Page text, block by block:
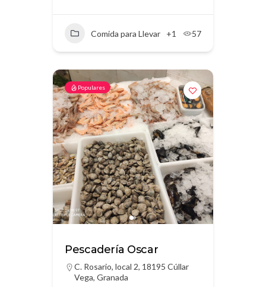
Comida para Llevar +1 57
Populares
Pescadería Oscar
C. Rosario, local 2, 18195 Cúllar
Vega, Granada